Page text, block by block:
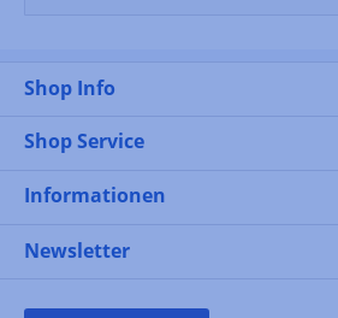
Shop Info
Shop Service
Informationen
Newsletter